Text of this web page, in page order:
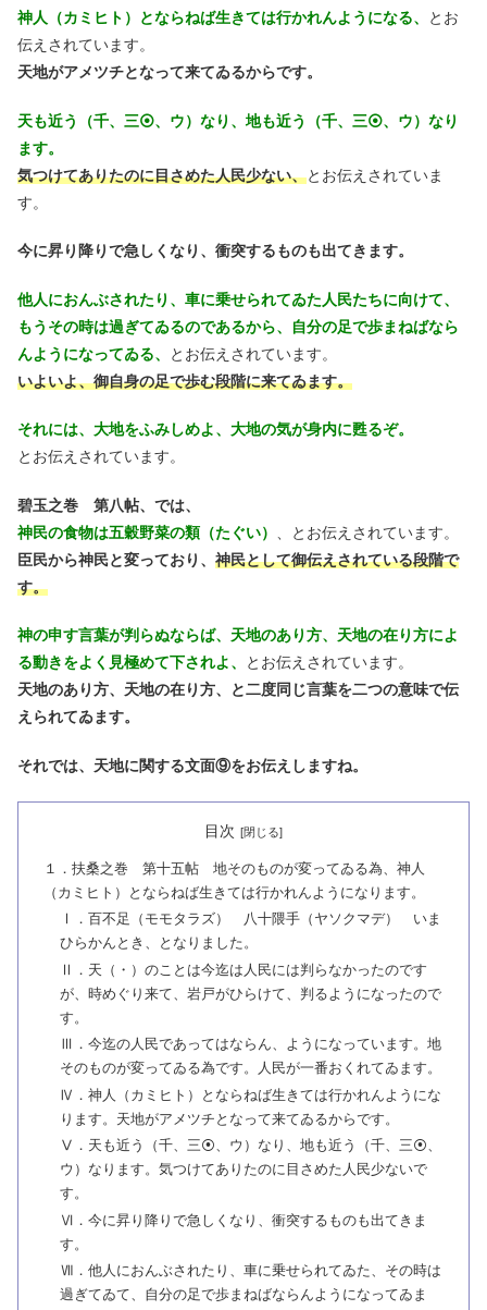
神人（カミヒト）とならねば生きては行かれんようになる、
とお
伝えされています。
天地がアメツチとなって来てゐるからです。
天も近う（千、三⦿、ウ）なり、地も近う（千、三⦿、ウ）なり
ます。
気つけてありたのに目さめた人民少ない、とお伝えされていま
す。
今に昇り降りで急しくなり、衝突するものも出てきます。
他人におんぶされたり、車に乗せられてゐた人民たちに向けて、
もうその時は過ぎてゐるのであるから、自分の足で歩まねばなら
んようになってゐる、
とお伝えされています。
いよいよ、御自身の足で歩む段階に来てゐます。
それには、大地をふみしめよ、大地の気が身内に甦るぞ。
とお伝えされています。
碧玉之巻 第八帖、では、
神民の食物は五穀野菜の類（たぐい）
、とお伝えされています。
臣民から神民と変っており、 神民として御伝えされている段階で
す。
神の申す言葉が判らぬならば、天地のあり方、天地の在り方によ
る動きをよく見極めて下されよ、
とお伝えされています。
天地のあり方、天地の在り方、と二度同じ言葉を二つの意味で伝
えられてゐます。
それでは、天地に関する文面⑨をお伝えしますね。
目次
１．扶桑之巻 第十五帖 地そのものが変ってゐる為、神人
（カミヒト）とならねば生きては行かれんようになります。
Ⅰ．百不足（モモタラズ） 八十隈手（ヤソクマデ） いま
ひらかんとき、となりました。
Ⅱ．天（・）のことは今迄は人民には判らなかったのです
が、時めぐり来て、岩戸がひらけて、判るようになったので
す。
Ⅲ．今迄の人民であってはならん、ようになっています。地
そのものが変ってゐる為です。人民が一番おくれてゐます。
Ⅳ．神人（カミヒト）とならねば生きては行かれんようにな
ります。天地がアメツチとなって来てゐるからです。
Ⅴ．天も近う（千、三⦿、ウ）なり、地も近う（千、三⦿、
ウ）なります。気つけてありたのに目さめた人民少ないで
す。
Ⅵ．今に昇り降りで急しくなり、衝突するものも出てきま
す。
Ⅶ．他人におんぶされたり、車に乗せられてゐた、その時は
過ぎてゐて、自分の足で歩まねばならんようになってゐま